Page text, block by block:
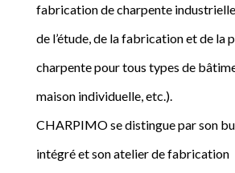
fabrication de charpente
de l’étude, de la fabrication et de la
charpente pour tous types de
maison individuelle, etc.).
CHARPIMO se distingue par son
intégré et son atelier de fabrication